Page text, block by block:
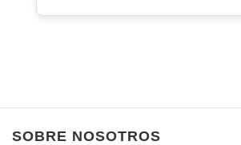
SOBRE NOSOTROS